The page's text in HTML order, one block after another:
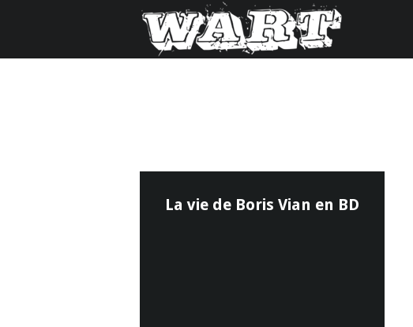
La vie de Boris Vian en BD